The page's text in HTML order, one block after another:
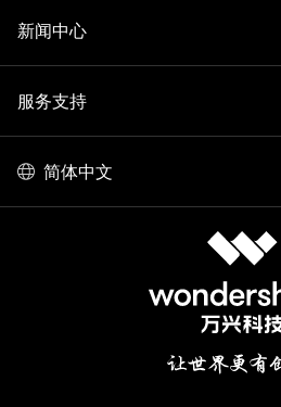
新闻中心
服务支持
简体中文